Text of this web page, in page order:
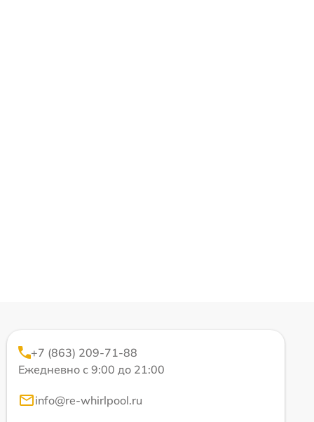
+7 (863) 209-71-88
Ежедневно с 9:00 до 21:00
info@re-whirlpool.ru